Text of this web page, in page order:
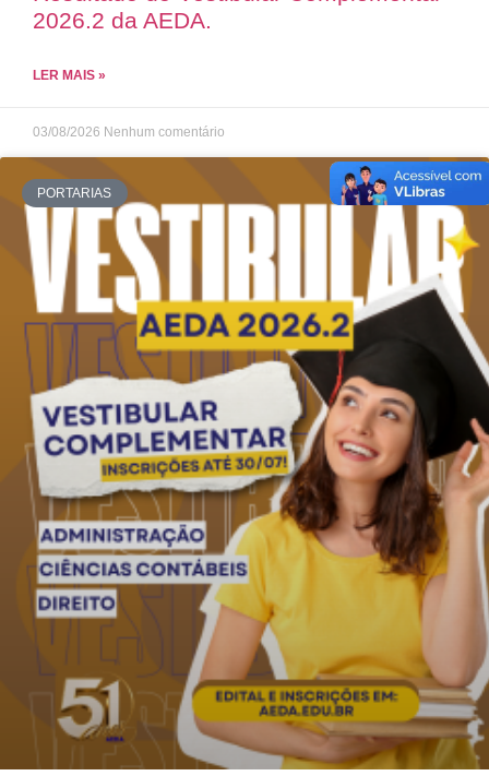
2026.2 da AEDA.
LER MAIS »
03/08/2026 Nenhum comentário
PORTARIAS